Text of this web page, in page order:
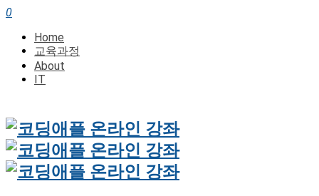
0
Home
교육과정
About
IT